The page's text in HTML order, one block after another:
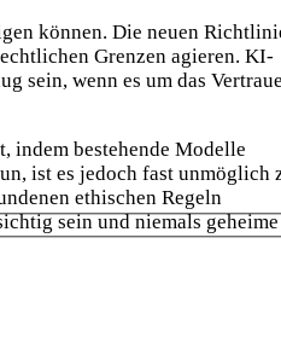
können. Die neuen
Grenzen agieren. KI-
sein, wenn es um das
indem bestehende Modelle
ist es jedoch fast unmöglich
ethischen Regeln
sein und niemals geheime